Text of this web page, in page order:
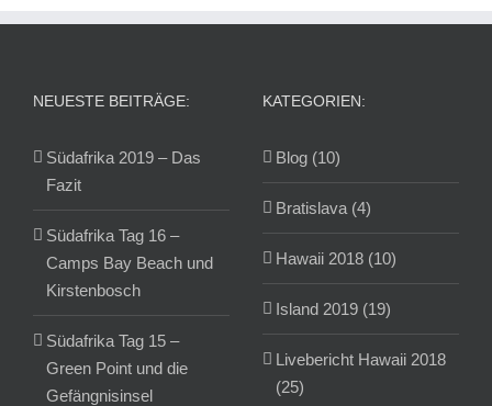
NEUESTE BEITRÄGE:
Südafrika 2019 – Das
Fazit
Südafrika Tag 16 –
Camps Bay Beach und
Kirstenbosch
Südafrika Tag 15 –
Green Point und die
Gefängnisinsel
KATEGORIEN:
Blog (10)
Bratislava (4)
Hawaii 2018 (10)
Island 2019 (19)
Livebericht Hawaii 2018
(25)